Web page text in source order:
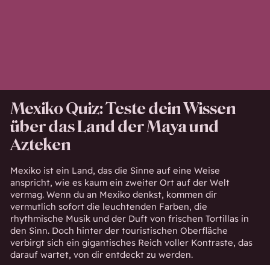
Mexiko Quiz: Teste dein Wissen
über das Land der Maya und
Azteken
Mexiko ist ein Land, das die Sinne auf eine Weise
anspricht, wie es kaum ein zweiter Ort auf der Welt
vermag. Wenn du an Mexiko denkst, kommen dir
vermutlich sofort die leuchtenden Farben, die
rhythmische Musik und der Duft von frischen Tortillas in
den Sinn. Doch hinter der touristischen Oberfläche
verbirgt sich ein gigantisches Reich voller Kontraste, das
darauf wartet, von dir entdeckt zu werden.